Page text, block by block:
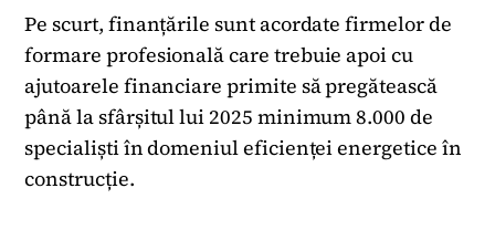
Pe scurt, finanțările sunt acordate firmelor de
formare profesională care trebuie apoi cu
ajutoarele financiare primite să pregătească
până la sfârșitul lui 2025 minimum 8.000 de
specialiști în domeniul eficienței energetice în
construcție.